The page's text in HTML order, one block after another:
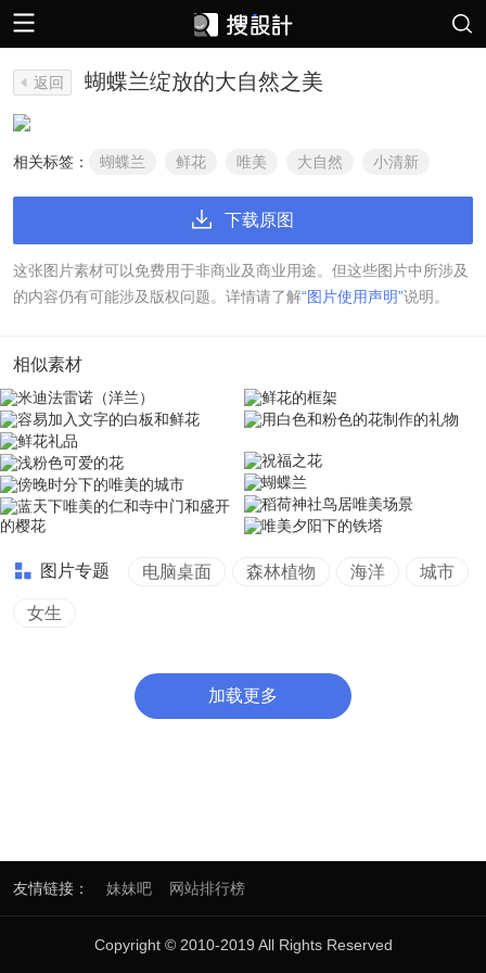
返回 蝴蝶兰绽放的大自然之美
相关标签： 蝴蝶兰 鲜花 唯美 大自然 小清新
下载原图
这张图片素材可以免费用于非商业及商业用途。但这些图片中所涉及
的内容仍有可能涉及版权问题。详情请了解“图片使用声明”说明。
相似素材
图片专题 电脑桌面 森林植物 海洋 城市
女生
加载更多
友情链接： 妹妹吧 网站排行榜
Copyright © 2010-2019 All Rights Reserved